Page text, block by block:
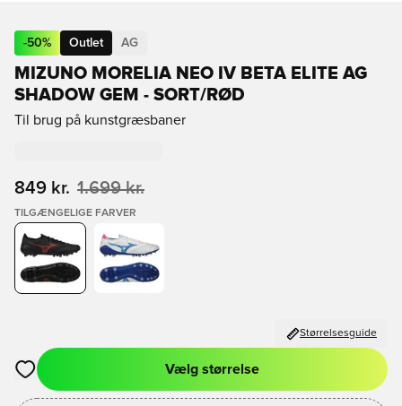
-50% Outlet AG
MIZUNO MORELIA NEO IV BETA ELITE AG
SHADOW GEM - SORT/RØD
Til brug på kunstgræsbaner
849 kr. 1.699 kr.
TILGÆNGELIGE FARVER
Størrelsesguide
Åbner en Modal til at logge ind eller tilmelde dig som medlem
Vælg størrelse